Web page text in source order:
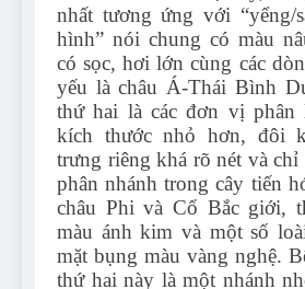
nhất tương ứng với “yểng/
hình” nói chung có màu
có sọc, hơi lớn cùng các
yếu là châu Á-Thái Bình
thứ hai là các đơn vị phân
kích thước nhỏ hơn, đôi
trưng riêng khá rõ nét và
phân nhánh trong cây tiến
châu Phi và Cổ Bắc giới,
màu ánh kim và một số
mặt bụng màu vàng nghệ.
thứ hai này là một nhánh